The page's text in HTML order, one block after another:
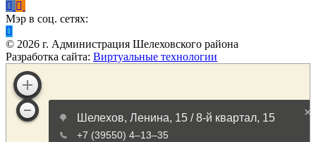
Мэр в соц. сетях:
© 2026 г. Администрация Шелеховского района
Разработка сайта: Виртуальные технологии